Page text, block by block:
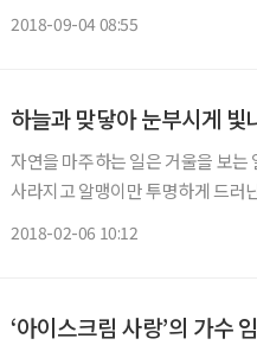
2018-09-04 08:55
하늘과 맞닿아 눈부시게 빛
자연을 마주하는 일은 거울을 보는
사라지고 알맹이만 투명하게 드러
2018-02-06 10:12
‘아이스크림 사랑’의 가수